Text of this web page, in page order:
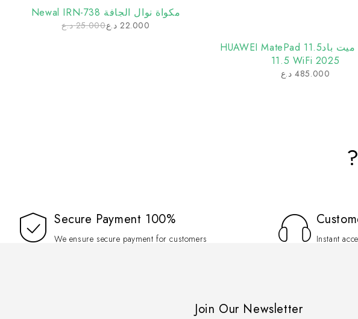
هوواوي ميت باد11.5 HUAWEI MatePad
11.5 WiFi 2025
485.000 د.ع
مكواة نوال الجافة Newal IRN-738
25.000 د.ع 22.000 د.ع
Instant
100% Secure Payment
We ensure secure payment for customers
Join Our Newsletter